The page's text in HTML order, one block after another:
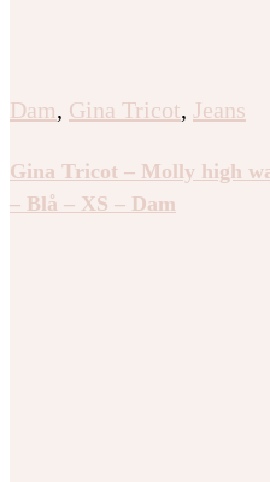
Dam, Gina Tricot, Jeans
Gina Tricot – Molly high
– Blå – XS – Dam